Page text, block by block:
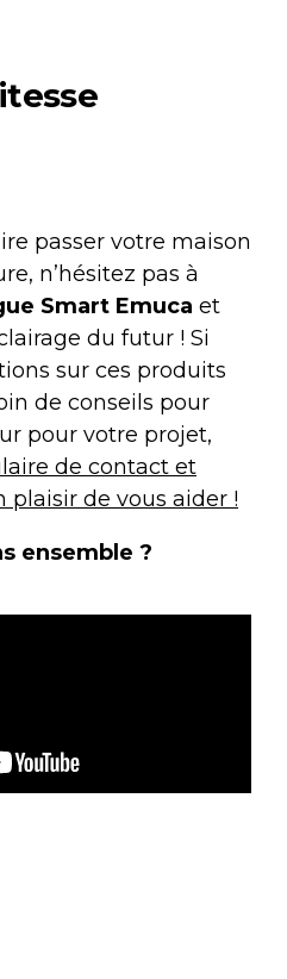
passer votre maison
n’hésitez pas à
Smart Emuca et
du futur ! Si
sur ces produits
de conseils pour
pour votre projet,
de contact et
plaisir de vous aider !
ensemble ?